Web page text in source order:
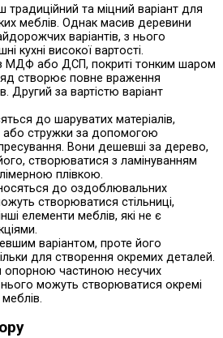
та міцний варіант для
меблів. Однак масив деревини
варіантів, з нього
кухні високої вартості.
МДФ або ДСП, покриті тонким шаром
створює повне враження
Другий за вартістю варіант
до шаруватих матеріалів,
або стружки за допомогою
Вони дешевші за дерево,
створюватися з ламінуванням
плівкою.
до оздоблювальних
створюватися стільниці,
елементи меблів, які не є
варіантом, проте його
для створення окремих деталей.
опорною частиною несучих
нього можуть створюватися окремі
меблів.